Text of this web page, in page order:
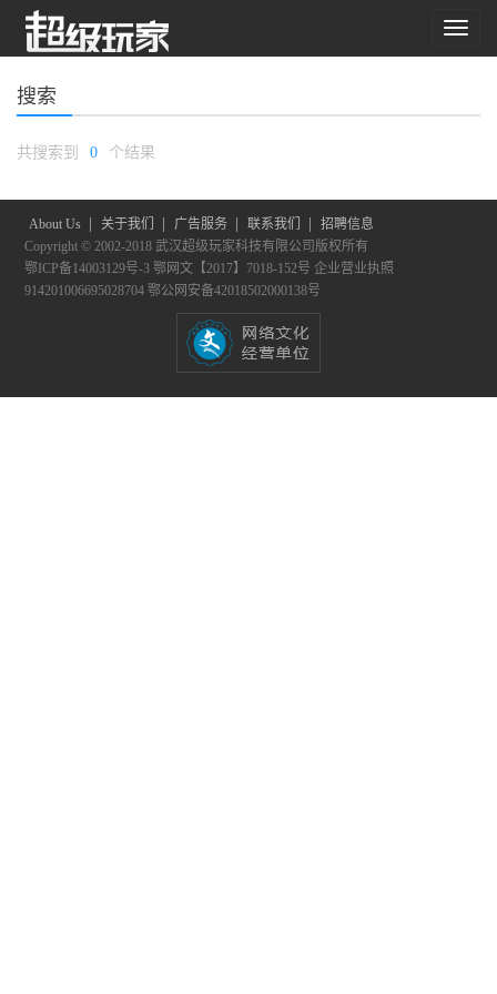
搜索
共搜索到 0 个结果
About Us 关于我们 广告服务 联系我们
招聘信息
Copyright © 2002-2018 武汉超级玩家科技有限公司版权所有
鄂ICP备14003129号-3 鄂网文【2017】7018-152号 企业营业执照
914201006695028704 鄂公网安备42018502000138号